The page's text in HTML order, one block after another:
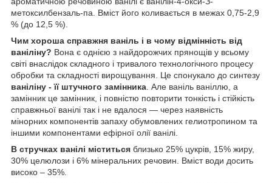
метоксилбензаль-па. Вміст його коливається в межах 0,75-2,9
% (до 12,5 %).
Чим хороша справжня ваніль і в чому відмінність від
ваніліну? Вона є однією з найдорожчих прянощів у всьому
світі внаслідок складного і тривалого технологічного процесу
обробки та складності вирощування. Це спонукало до синтезу
ваніліну - її штучного замінника . Але ваніль ваніллю, а
замінник це замінник, і повністю повторити тонкість і стійкість
справжньої ванілі так і не вдалося — через наявність
мінорних компонентів запаху обумовлених гелиотропином та
іншими компонентами ефірної олії ванілі.
В стручках ванілі міститься близько 25% цукрів, 15% жиру,
30% целюлози і 6% мінеральних речовин. Вміст води досить
високо – 35%.